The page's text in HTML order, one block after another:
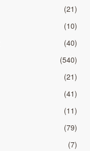
(21)
(10)
(40)
(540)
(21)
(41)
(11)
(79)
(7)